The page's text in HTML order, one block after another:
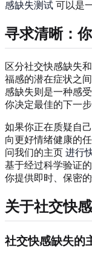
感缺失测试 可以是
寻求清晰：
区分社交快感缺失
福感的潜在症状之
感缺失则是一种感
你决定最佳的下一步
如果你正在质疑自
向更好情绪健康的
问我们的主页 进行
基于经过科学验证
你提供即时、保密
关于社交快
社交快感缺失的